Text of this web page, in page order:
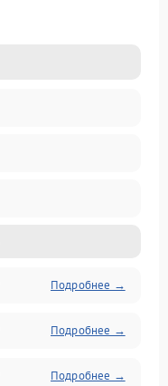
Подробнее →
Подробнее →
Подробнее →